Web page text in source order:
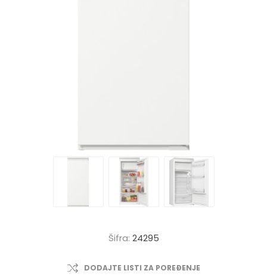
Šifra: 24295
DODAJTE LISTI ZA POREĐENJE